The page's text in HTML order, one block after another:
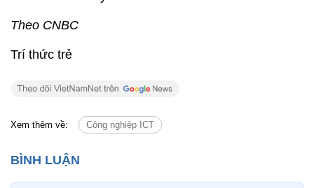
Theo CNBC
Trí thức trẻ
Xem thêm về: Công nghiệp ICT